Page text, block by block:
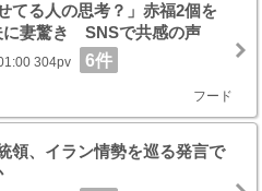
てる人の思考？」赤福2個を
に妻驚き SNSで共感の声
304pv 6件
フード
領、イラン情勢を巡る発言で